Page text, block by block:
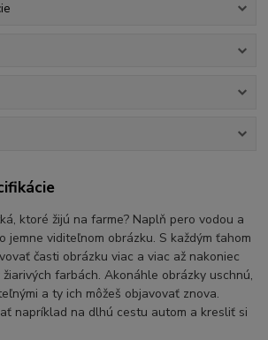
ktoré žijú na farme? Naplň pero vodou a
jemne viditeľnom obrázku. S každým ťahom
časti obrázku viac a viac až nakoniec
farbách. Akonáhle obrázky uschnú,
a ty ich môžeš objavovať znova.
napríklad na dlhú cestu autom a kresliť si